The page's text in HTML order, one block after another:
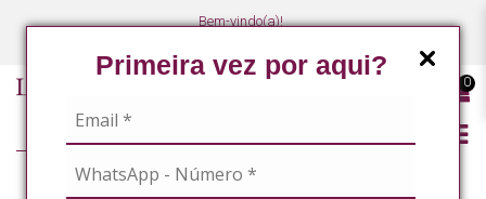
Primeira vez por aqui?
Bem-vindo(a)!
0